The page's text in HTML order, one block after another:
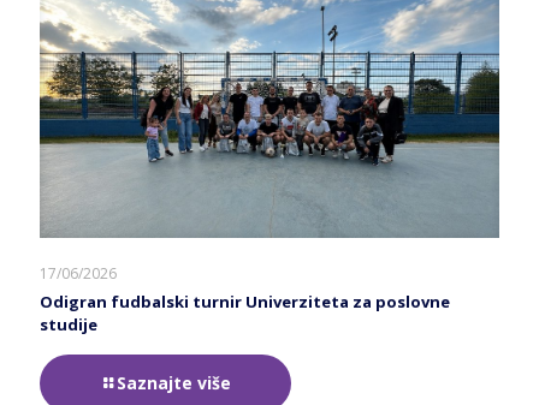
17/06/2026
Odigran fudbalski turnir Univerziteta za poslovne
studije
Saznajte više